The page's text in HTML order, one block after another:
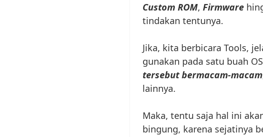
Custom ROM, Firmware
tindakan tentunya.
Jika, kita berbicara Tools,
gunakan pada satu buah
tersebut bermacam-macam
lainnya.
Maka, tentu saja hal ini
bingung, karena sejatinya